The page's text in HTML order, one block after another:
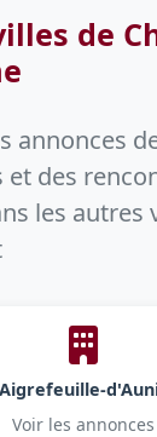
de
annonces
des
les autres
Aigrefeuille-
Voir les annonces